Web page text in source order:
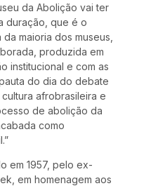
da Abolição vai ter
duração, que é o
maioria dos museus,
produzida em
institucional e com as
do dia do debate
afrobrasileira e
de abolição da
como
em 1957, pelo ex-
em homenagem aos